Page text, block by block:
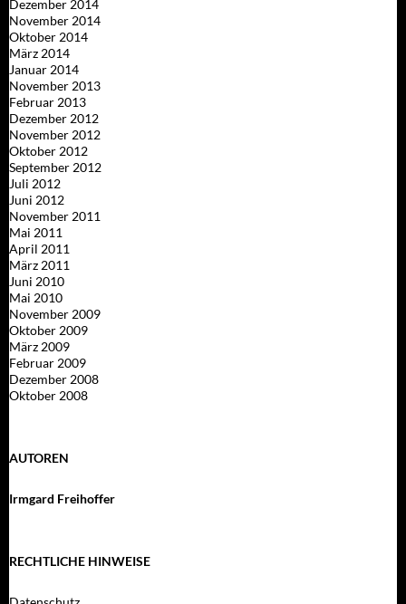
Dezember 2014
November 2014
Oktober 2014
März 2014
Januar 2014
November 2013
Februar 2013
Dezember 2012
November 2012
Oktober 2012
September 2012
Juli 2012
Juni 2012
November 2011
Mai 2011
April 2011
März 2011
Juni 2010
Mai 2010
November 2009
Oktober 2009
März 2009
Februar 2009
Dezember 2008
Oktober 2008
AUTOREN
Irmgard Freihoffer
RECHTLICHE HINWEISE